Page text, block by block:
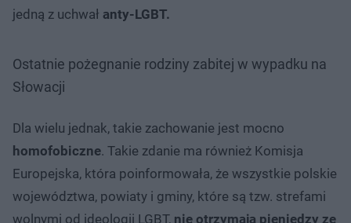
jedną z uchwał anty-LGBT.
Ostatnie pożegnanie rodziny zabitej w wypadku na
Słowacji
Dla wielu jednak, takie zachowanie jest mocno
homofobiczne. Takie zdanie ma również Komisja
Europejska, która poinformowała, że wszystkie polskie
województwa, powiaty i gminy, które są tzw. strefami
wolnymi od ideologii LGBT, nie otrzymają pieniędzy ze